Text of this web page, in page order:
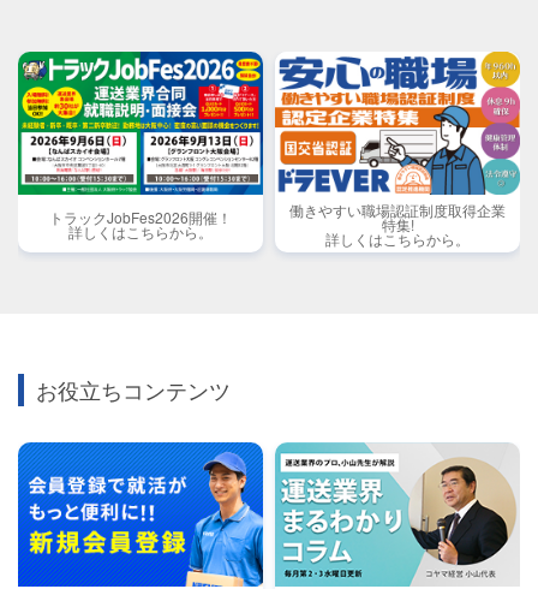
トラックJobFes2026開催！
詳しくはこちらから。
働きやすい職場認証制度取得企業
特集!
詳しくはこちらから。
お役立ちコンテンツ